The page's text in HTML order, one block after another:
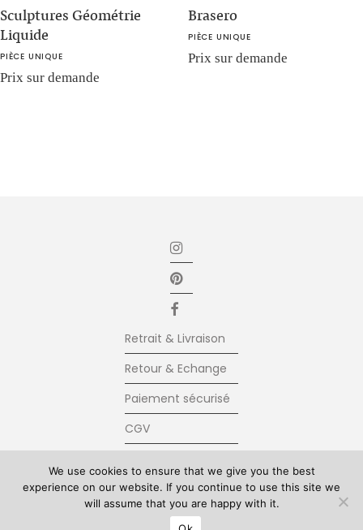
Sculptures Géométrie
Liquide
PIÈCE UNIQUE
Prix sur demande
Brasero
PIÈCE UNIQUE
Prix sur demande
Retrait & Livraison
Retour & Echange
Paiement sécurisé
CGV
Contact
© Kolkhoze 2025, all rights reserved
We use cookies to ensure that we give you the best
experience on our website. If you continue to use this site we
will assume that you are happy with it.